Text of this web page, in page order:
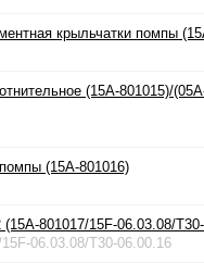
крыльчатки помпы
(15A-801015)/
(15A-801016)
801017/15F-06.03.08/
06.03.08/T30-06.00.16